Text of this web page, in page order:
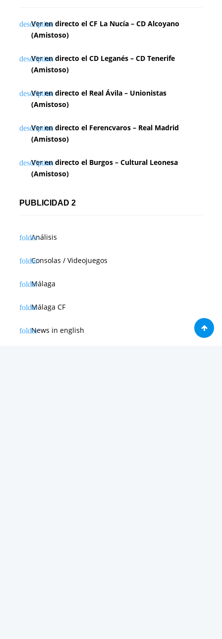
Ver en directo el CF La Nucía – CD Alcoyano
(Amistoso)
Ver en directo el CD Leganés – CD Tenerife
(Amistoso)
Ver en directo el Real Ávila – Unionistas
(Amistoso)
Ver en directo el Ferencvaros – Real Madrid
(Amistoso)
Ver en directo el Burgos – Cultural Leonesa
(Amistoso)
PUBLICIDAD 2
Análisis
Consolas / Videojuegos
Málaga
Málaga CF
News in english